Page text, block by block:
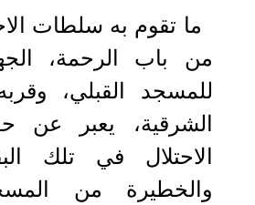
ما تقوم به سلطات
من باب الرحمة،
للمسجد القبلي،
الشرقية، يعبر عن
الاحتلال في تلك
والخطيرة من